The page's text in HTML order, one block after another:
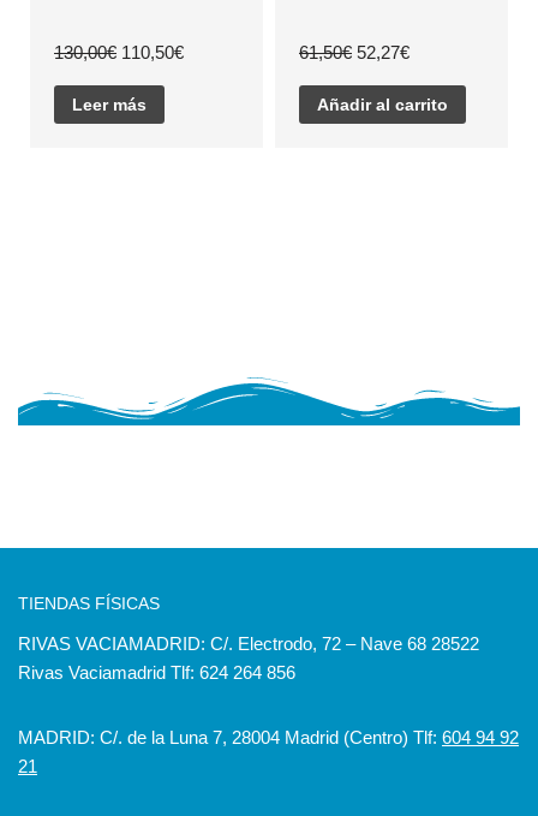
130,00€ 110,50€
Leer más
61,50€ 52,27€
Añadir al carrito
TIENDAS FÍSICAS
RIVAS VACIAMADRID: C/. Electrodo, 72 – Nave 68 28522
Rivas Vaciamadrid Tlf: 624 264 856
MADRID: C/. de la Luna 7, 28004 Madrid (Centro) Tlf: 604 94 92
21